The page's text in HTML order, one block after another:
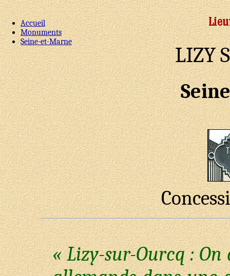
Accueil
Monuments
Seine-et-Marne
LIZY
« Lizy-sur-Ourcq :